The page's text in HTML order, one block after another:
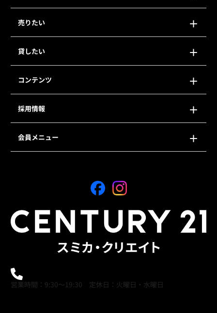
売りたい
貸したい
コンテンツ
採用情報
会員メニュー
営業時間：9:30～19:30 定休日：火曜日・水曜日